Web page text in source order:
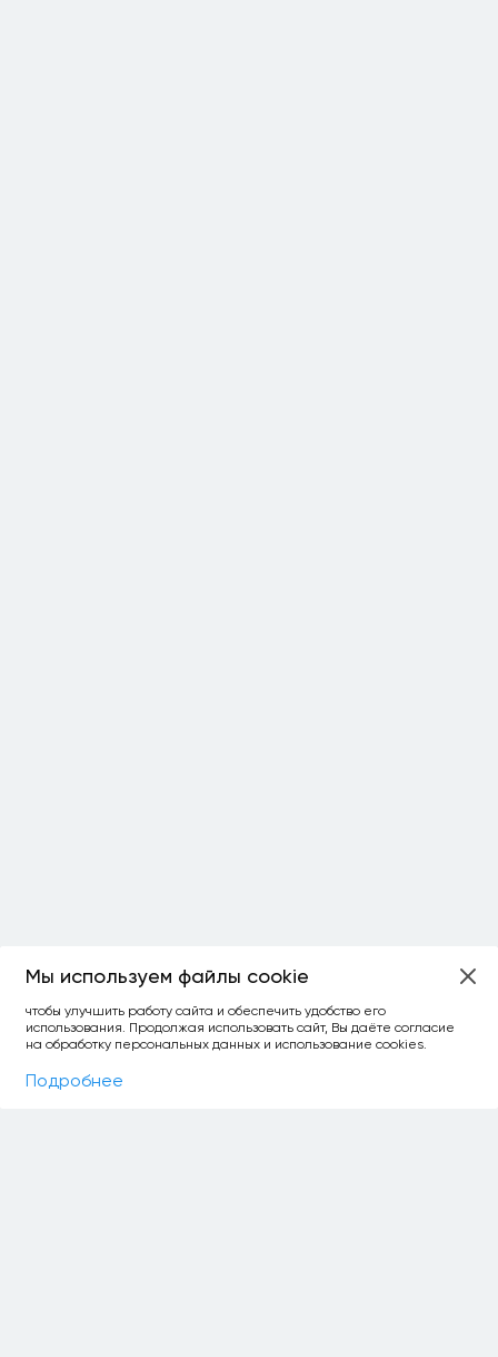
Фильтры
Мы используем файлы cookie
чтобы улучшить работу сайта и обеспечить удобство его
использования. Продолжая использовать сайт, Вы даёте согласие
на обработку персональных данных и использование cookies.
Подробнее
ОСТАЛОСЬ:
уточнить фильтр сравнить топ-3
спросить ИИ